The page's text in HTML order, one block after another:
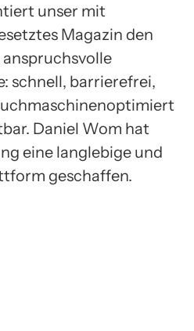
unser mit
Magazin den
schnell, barrierefrei,
Daniel Wom hat
eine langlebige und
geschaffen.